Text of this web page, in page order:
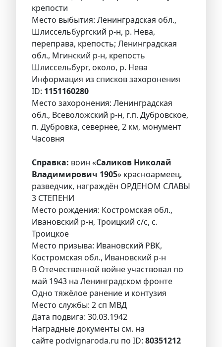
крепости
Место выбытия: Ленинградская обл.,
Шлиссельбургский р-н, р. Нева,
переправа, крепость; Ленинградская
обл., Мгинский р-н, крепость
Шлиссельбург, около, р. Нева
Информация из списков захоронения
ID: 1151160280
Место захоронения: Ленинградская
обл., Всеволожский р-н, г.п. Дубровское,
п. Дубровка, севернее, 2 км, монумент
Часовня
Справка: воин «Саликов Николай
Владимирович 1905» красноармеец,
разведчик, награждён ОРДЕНОМ СЛАВЫ
3 СТЕПЕНИ
Место рождения: Костромская обл.,
Ивановский р-н, Троицкий с/с, с.
Троицкое
Место призыва: Ивановский РВК,
Костромская обл., Ивановский р-н
В Отечественной войне участвовал по
май 1943 на Ленинградском фронте
Одно тяжёлое ранение и контузия
Место службы: 2 сп МВД
Дата подвига: 30.03.1942
Наградные документы см. на
сайте podvignaroda.ru по ID: 80351212